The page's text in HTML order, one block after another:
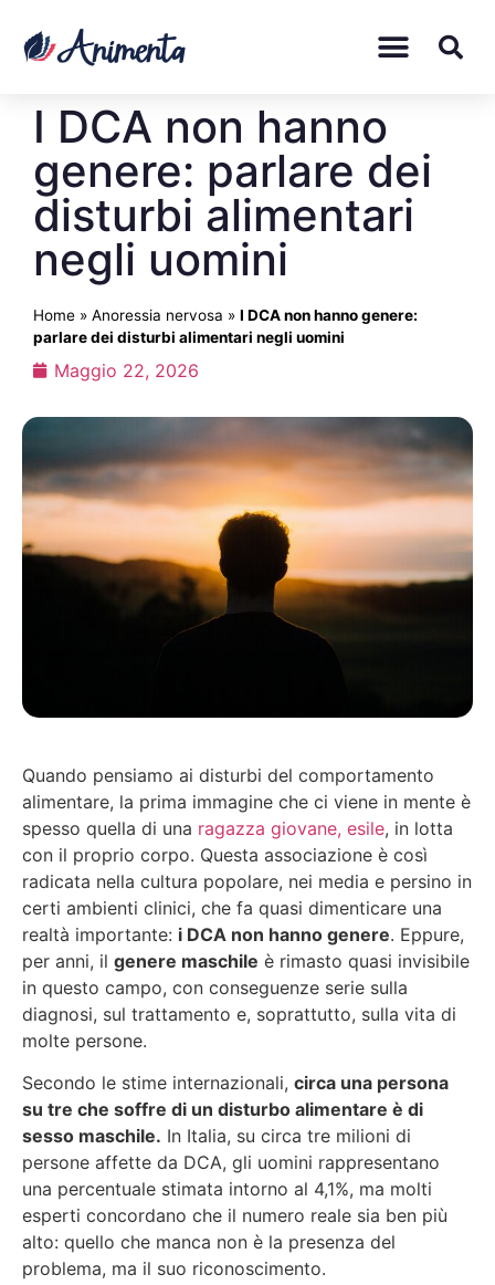
I DCA non hanno
genere: parlare dei
disturbi alimentari
negli uomini
Home » Anoressia nervosa » I DCA non hanno genere:
parlare dei disturbi alimentari negli uomini
Maggio 22, 2026
Quando pensiamo ai disturbi del comportamento
alimentare, la prima immagine che ci viene in mente è
spesso quella di una ragazza giovane, esile, in lotta
con il proprio corpo. Questa associazione è così
radicata nella cultura popolare, nei media e persino in
certi ambienti clinici, che fa quasi dimenticare una
realtà importante: i DCA non hanno genere. Eppure,
per anni, il genere maschile è rimasto quasi invisibile
in questo campo, con conseguenze serie sulla
diagnosi, sul trattamento e, soprattutto, sulla vita di
molte persone.
Secondo le stime internazionali, circa una persona
su tre che soffre di un disturbo alimentare è di
sesso maschile. In Italia, su circa tre milioni di
persone affette da DCA, gli uomini rappresentano
una percentuale stimata intorno al 4,1%, ma molti
esperti concordano che il numero reale sia ben più
alto: quello che manca non è la presenza del
problema, ma il suo riconoscimento.